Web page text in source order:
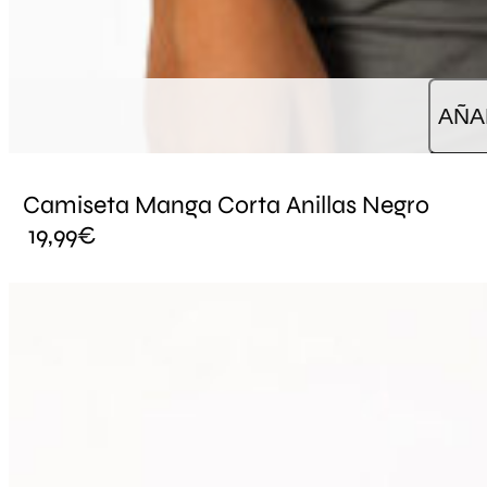
Camiseta Manga Corta Anillas Negro
19,99€